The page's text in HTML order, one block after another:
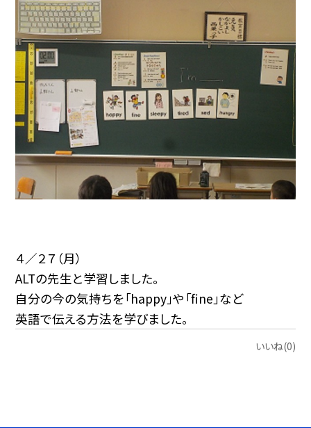
４／２７（月）
ALTの先生と学習しました。
自分の今の気持ちを「happy」や「fine」など
英語で伝える方法を学びました。
いいね(0)